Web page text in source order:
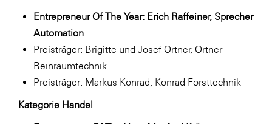
Entrepreneur Of The Year: Erich Raffeiner, Sprecher
Automation
Preisträger: Brigitte und Josef Ortner, Ortner
Reinraumtechnik
Preisträger: Markus Konrad, Konrad Forsttechnik
Kategorie Handel